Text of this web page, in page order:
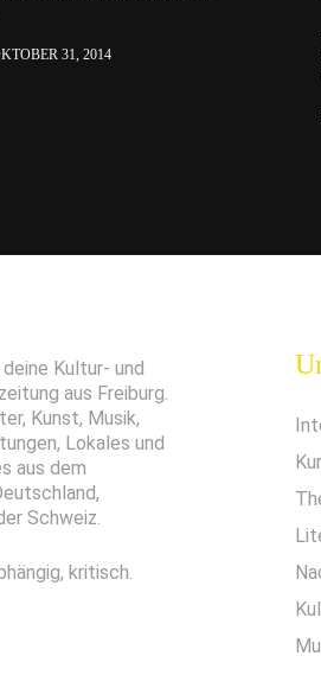
31, 2014
Kultur- und
aus Freiburg.
Kunst, Musik,
Lokales und
aus dem
Schweiz.
kritisch.